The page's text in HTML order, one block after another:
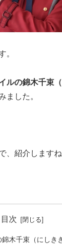
。
ルの錦木千束
ました。
、紹介しますね
目次
木千束（にしき